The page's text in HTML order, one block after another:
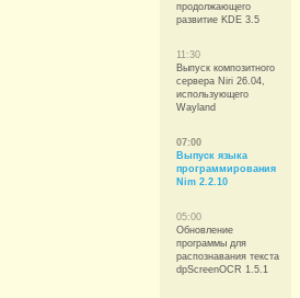
продолжающего
развитие KDE 3.5
11:30
Выпуск композитного
сервера Niri 26.04,
использующего
Wayland
07:00
Выпуск языка
программирования
Nim 2.2.10
05:00
Обновление
программы для
распознавания текста
dpScreenOCR 1.5.1